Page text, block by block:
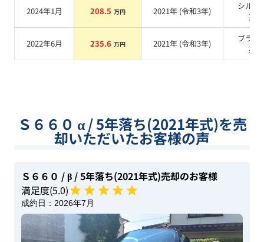
2024年1月 208.5 万円 2021年 (令和3年)
シルバ
系
2022年6月 235.6 万円 2021年 (令和3年)
ブラッ
系
Ｓ６６０ α / 5年落ち(2021年式)を売
却いただいたお客様の声
Ｓ６６０ / β / 5年落ち(2021年式)売却のお客様
満足度(5.0)
成約日： 2026年7月